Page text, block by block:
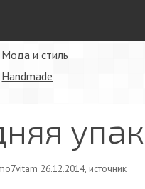
Мода и стиль
Handmade
26.12.2014, источник